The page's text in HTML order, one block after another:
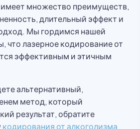
множество преимуществ,
длительный эффект и
Мы гордимся нашей
что лазерное кодирование от
эффективным и этичным
альтернативный,
метод, который
результат, обратите
кодирования от алкоголизма